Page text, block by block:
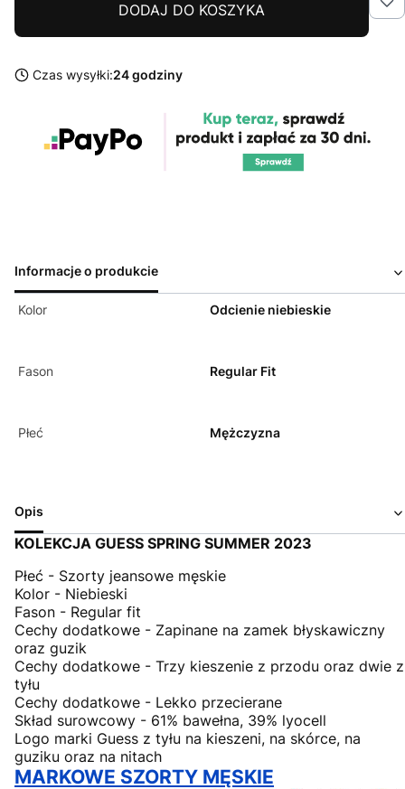
DODAJ DO KOSZYKA
Czas wysyłki:24 godziny
Informacje o produkcie
Kolor Odcienie niebieskie
Fason Regular Fit
Płeć Mężczyzna
Opis
KOLEKCJA GUESS SPRING SUMMER 2023
Płeć - Szorty jeansowe męskie
Kolor - Niebieski
Fason - Regular fit
Cechy dodatkowe - Zapinane na zamek błyskawiczny
oraz guzik
Cechy dodatkowe - Trzy kieszenie z przodu oraz dwie z
tyłu
Cechy dodatkowe - Lekko przecierane
Skład surowcowy - 61% bawełna, 39% lyocell
Logo marki Guess z tyłu na kieszeni, na skórce, na
guziku oraz na nitach
MARKOWE SZORTY MĘSKIE